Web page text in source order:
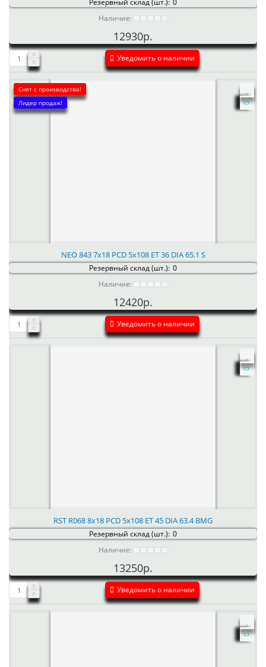
Резервный склад (шт.): 0
Наличие:
12930р.
Уведомить о наличии
Снят с производства!
Лидер продаж!
NEO 843 7x18 PCD 5x108 ET 36 DIA 65.1 S
Резервный склад (шт.): 0
Наличие:
12420р.
Уведомить о наличии
RST R068 8x18 PCD 5x108 ET 45 DIA 63.4 BMG
Резервный склад (шт.): 0
Наличие:
13250р.
Уведомить о наличии